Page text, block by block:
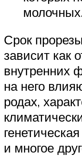
Срок
зависит как
внутренних
на него
родах,
и многое